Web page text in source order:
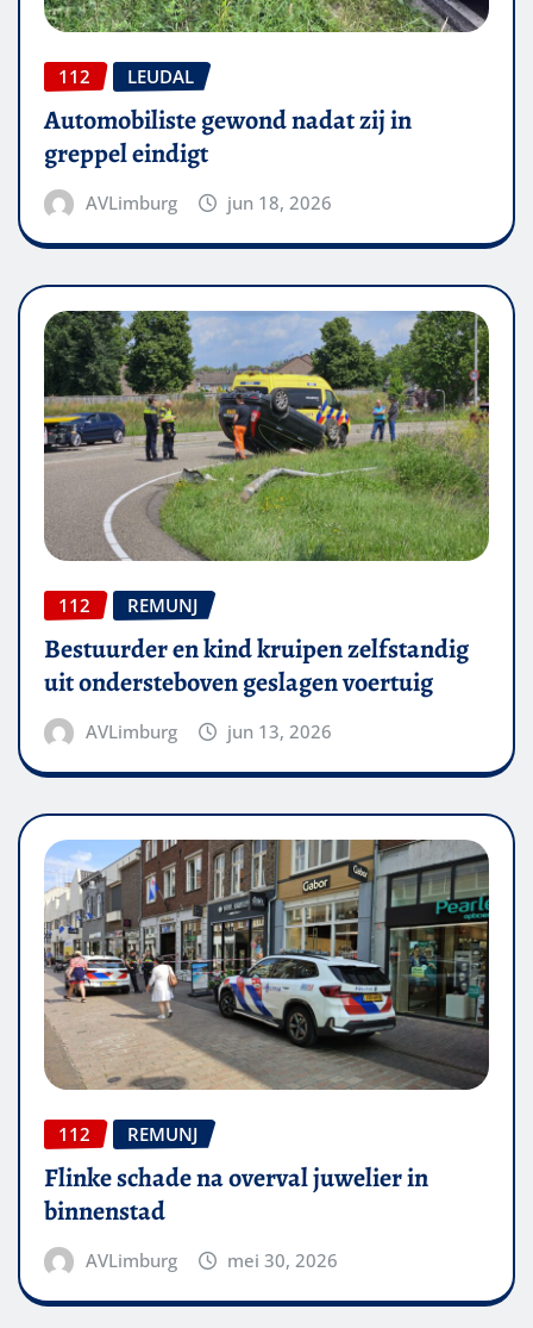
112 LEUDAL
Automobiliste gewond nadat zij in
greppel eindigt
AVLimburg jun 18, 2026
112 REMUNJ
Bestuurder en kind kruipen zelfstandig
uit ondersteboven geslagen voertuig
AVLimburg jun 13, 2026
112 REMUNJ
Flinke schade na overval juwelier in
binnenstad
AVLimburg mei 30, 2026